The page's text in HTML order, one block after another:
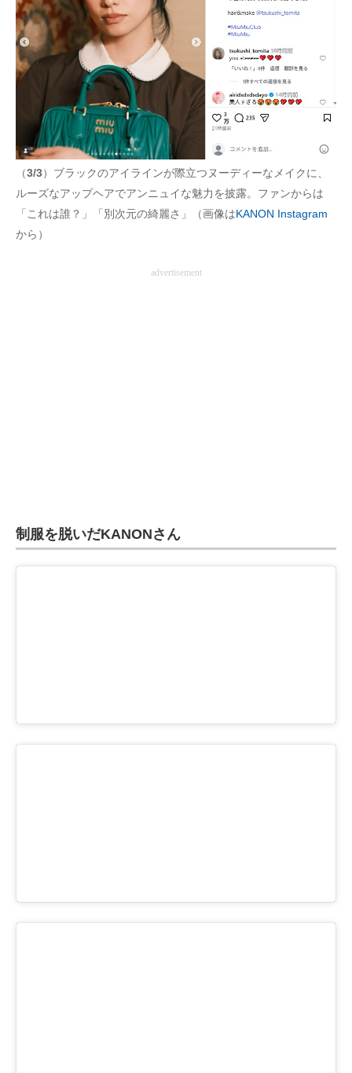
（3/3）ブラックのアイラインが際立つヌーディーなメイクに、
ルーズなアップヘアでアンニュイな魅力を披露。ファンからは
「これは誰？」「別次元の綺麗さ」（画像はKANON Instagram
から）
advertisement
制服を脱いだKANONさん